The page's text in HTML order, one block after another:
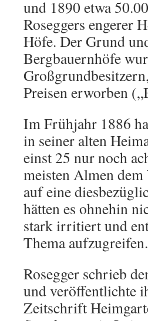
und 1890 etwa
Roseggers engerer
Höfe. Der Grund
Bergbauernhöfe
Preisen erworben
Im Frühjahr 1886
in seiner alten
einst 25 nur noch
meisten Almen
auf eine
hätten es ohnehin
stark irritiert und
Thema aufzugreifen.
Rosegger schrieb
und veröffentlichte
Zeitschrift